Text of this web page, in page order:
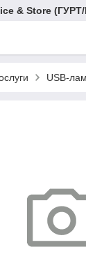
& Store
USB-